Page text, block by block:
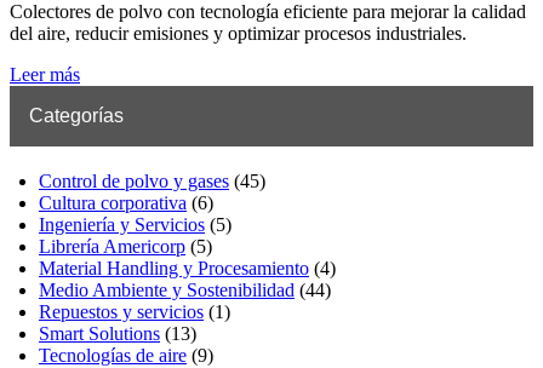
Colectores de polvo con tecnología eficiente para mejorar la calidad
del aire, reducir emisiones y optimizar procesos industriales.
Leer más
Categorías
Control de polvo y gases (45)
Cultura corporativa (6)
Ingeniería y Servicios (5)
Librería Americorp (5)
Material Handling y Procesamiento (4)
Medio Ambiente y Sostenibilidad (44)
Repuestos y servicios (1)
Smart Solutions (13)
Tecnologías de aire (9)